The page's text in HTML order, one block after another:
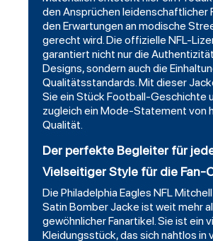
den Ansprüchen leidenschaftlicher
den Erwartungen an modische
gerecht wird. Die offizielle NFL-
garantiert nicht nur die
Designs, sondern auch die
Qualitätsstandards. Mit dieser
Sie ein Stück Football-Geschichte
zugleich ein Mode-Statement von
Qualität.
Der perfekte Begleiter für
Vielseitiger Style für die Fan-
Die Philadelphia Eagles NFL
Satin Bomber Jacke ist weit mehr
gewöhnlicher Fanartikel. Sie ist ein
Kleidungsstück, das sich nahtlos in